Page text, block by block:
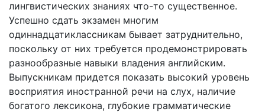
лингвистических знаниях что-то существенное.
Успешно сдать экзамен многим
одиннадцатиклассникам бывает затруднительно,
поскольку от них требуется продемонстрировать
разнообразные навыки владения английским.
Выпускникам придется показать высокий уровень
восприятия иностранной речи на слух, наличие
богатого лексикона, глубокие грамматические